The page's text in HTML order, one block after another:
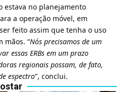
estava no planejamento
a operação móvel, em
feito assim que tenha o uso
mãos. “Nós precisamos de um
essas ERBs em um prazo
regionais possam, de fato,
espectro”, conclui.